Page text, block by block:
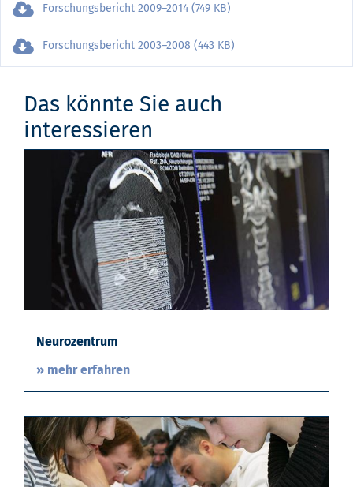
Forschungsbericht 2009–2014 (749 KB)
Forschungsbericht 2003–2008 (443 KB)
Das könnte Sie auch
interessieren
Neurozentrum
» mehr erfahren